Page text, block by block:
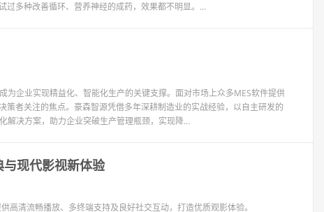
多种改善循环、营养神经的成药，效果都不明显。...
企业实现精益化、智能化生产的关键支撑。面对市场上众多MES软件提供
者关注的焦点。豪森智源凭借多年深耕制造业的实战经验，以自主研发的
解决方案，助力企业突破生产管理瓶颈，实现降...
现代影视新体验
清流畅播放、多终端支持及良好社交互动，打造优质观影体验。